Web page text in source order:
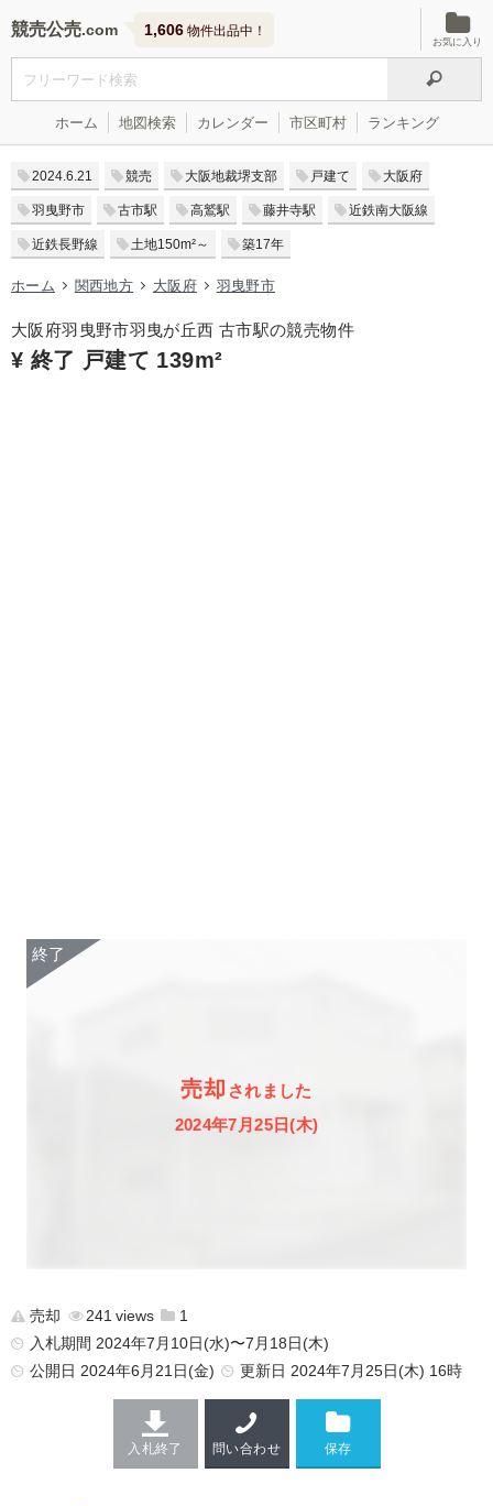
競売公売 1,606 物件出品中！
お気に入り
ホーム 地図検索 カレンダー 市区町村 ランキング
2024.6.21 競売 大阪地裁堺支部 戸建て 大阪府
羽曳野市 古市駅 高鷲駅 藤井寺駅 近鉄南大阪線
近鉄長野線 土地150m²～ 築17年
ホーム 関西地方 大阪府 羽曳野市
大阪府羽曳野市羽曳が丘西 古市駅の競売物件
¥ 終了 戸建て 139m²
売却 されました
2024年7月25日(木)
売却 241
1
入札期間 2024年7月10日(水)〜7月18日(木)
公開日 2024年6月21日(金) 更新日 2024年7月25日(木) 16時
入札終了 問い合わせ